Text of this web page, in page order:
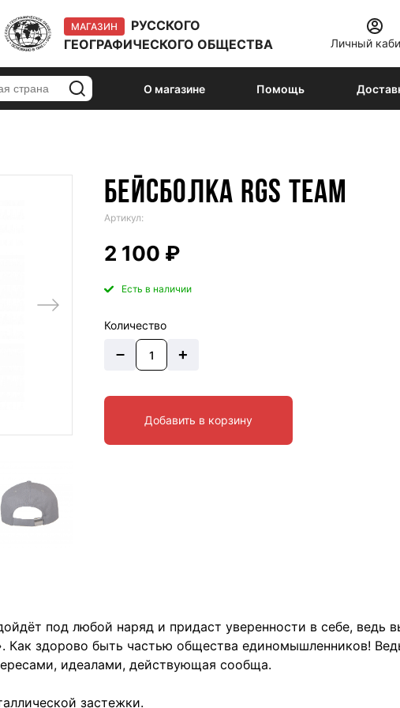
МАГАЗИН
РУССКОГО
ГЕОГРАФИЧЕСКОГО ОБЩЕСТВА
Личный
О магазине Помощь
БЕЙСБОЛКА RGS TEAM
Артикул:
2 100 ₽
Есть в наличии
Количество
– +
Добавить в корзину
под любой наряд и придаст уверенности в себе, ведь
Как здорово быть частью общества единомышленников!
идеалами, действующая сообща.
застежки.